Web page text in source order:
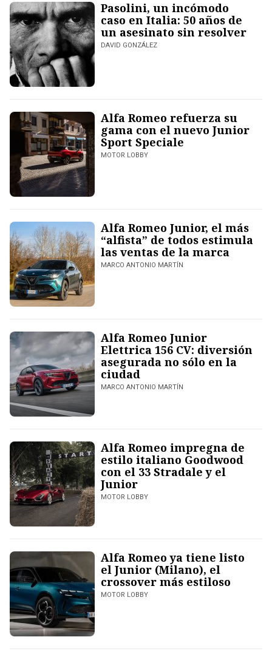
Pasolini, un incómodo
caso en Italia: 50 años de
un asesinato sin resolver
DAVID GONZÁLEZ
Alfa Romeo refuerza su
gama con el nuevo Junior
Sport Speciale
MOTOR LOBBY
Alfa Romeo Junior, el más
“alfista” de todos estimula
las ventas de la marca
MARCO ANTONIO MARTÍN
Alfa Romeo Junior
Elettrica 156 CV: diversión
asegurada no sólo en la
ciudad
MARCO ANTONIO MARTÍN
Alfa Romeo impregna de
estilo italiano Goodwood
con el 33 Stradale y el
Junior
MOTOR LOBBY
Alfa Romeo ya tiene listo
el Junior (Milano), el
crossover más estiloso
MOTOR LOBBY